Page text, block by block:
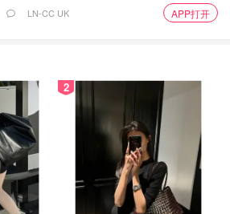
LN-CC UK APP打开
2